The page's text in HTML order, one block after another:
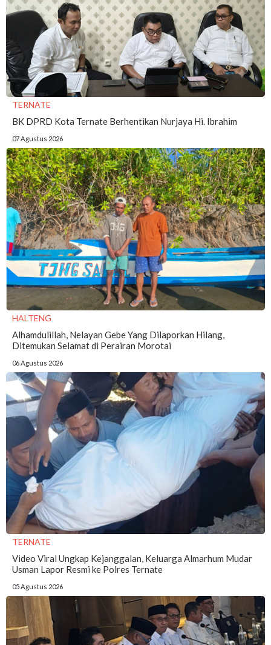
TERNATE
BK DPRD Kota Ternate Berhentikan Nurjaya Hi. Ibrahim
07 Agustus 2026
HALTENG
Alhamdulillah, Nelayan Gebe Yang Dilaporkan Hilang,
Ditemukan Selamat di Perairan Morotai
06 Agustus 2026
TERNATE
Video Viral Ungkap Kejanggalan, Keluarga Almarhum Mudar
Usman Lapor Resmi ke Polres Ternate
05 Agustus 2026